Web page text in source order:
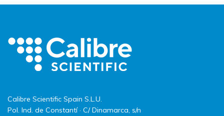
Calibre Scientific Spain S.L.U.
Pol. Ind. de Constantí · C/ Dinamarca, s/n